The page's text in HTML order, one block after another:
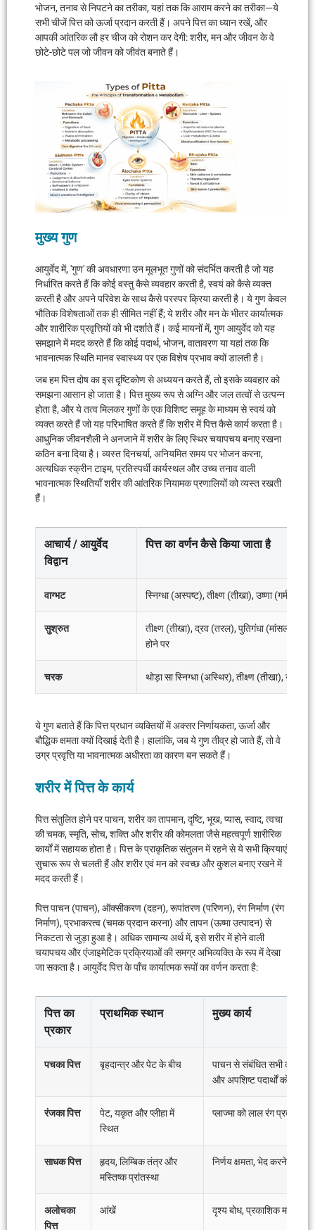
भोजन, तनाव से निपटने का तरीका, यहां तक ​​कि आराम करने का तरीका—ये
सभी चीजें पित्त को ऊर्जा प्रदान करती हैं। अपने पित्त का ध्यान रखें, और
आपकी आंतरिक लौ हर चीज को रोशन कर देगी: शरीर, मन और जीवन के वे
छोटे-छोटे पल जो जीवन को जीवंत बनाते हैं।
मुख्य गुण
आयुर्वेद में, 'गुण' की अवधारणा उन मूलभूत गुणों को संदर्भित करती है जो यह
निर्धारित करते हैं कि कोई वस्तु कैसे व्यवहार करती है, स्वयं को कैसे व्यक्त
करती है और अपने परिवेश के साथ कैसे परस्पर क्रिया करती है। ये गुण केवल
भौतिक विशेषताओं तक ही सीमित नहीं हैं; ये शरीर और मन के भीतर कार्यात्मक
और शारीरिक प्रवृत्तियों को भी दर्शाते हैं। कई मायनों में, गुण आयुर्वेद को यह
समझाने में मदद करते हैं कि कोई पदार्थ, भोजन, वातावरण या यहां तक ​​कि
भावनात्मक स्थिति मानव स्वास्थ्य पर एक विशेष प्रभाव क्यों डालती है।
जब हम पित्त दोष का इस दृष्टिकोण से अध्ययन करते हैं, तो इसके व्यवहार को
समझना आसान हो जाता है। पित्त मुख्य रूप से अग्नि और जल तत्वों से उत्पन्न
होता है, और ये तत्व मिलकर गुणों के एक विशिष्ट समूह के माध्यम से स्वयं को
व्यक्त करते हैं जो यह परिभाषित करते हैं कि शरीर में पित्त कैसे कार्य करता है।
आधुनिक जीवनशैली ने अनजाने में शरीर के लिए स्थिर चयापचय बनाए रखना
कठिन बना दिया है। व्यस्त दिनचर्या, अनियमित समय पर भोजन करना,
अत्यधिक स्क्रीन टाइम, प्रतिस्पर्धी कार्यस्थल और उच्च तनाव वाली
भावनात्मक स्थितियाँ शरीर की आंतरिक नियामक प्रणालियों को व्यस्त रखती
हैं।
आचार्य / आयुर्वेद
विद्वान
पित्त का वर्णन कैसे किया जाता है
वाग्भट स्निग्धा (अस्पष्ट), तीक्ष्ण (तीखा), उष्णा (गर्म),
सुश्रुत
तीक्ष्ण (तीखा), द्रव (तरल), पुतिगंधा (मांसल
होने पर
चरक थोड़ा सा स्निग्धा (अस्थिर), तीक्ष्ण (तीखा), उष्णा
ये गुण बताते हैं कि पित्त प्रधान व्यक्तियों में अक्सर निर्णायकता, ऊर्जा और
बौद्धिक क्षमता क्यों दिखाई देती है। हालांकि, जब ये गुण तीव्र हो जाते हैं, तो वे
उग्र प्रवृत्ति या भावनात्मक अधीरता का कारण बन सकते हैं।
शरीर में पित्त के कार्य
पित्त संतुलित होने पर पाचन, शरीर का तापमान, दृष्टि, भूख, प्यास, स्वाद, त्वचा
की चमक, स्मृति, सोच, शक्ति और शरीर की कोमलता जैसे महत्वपूर्ण शारीरिक
कार्यों में सहायक होता है। पित्त के प्राकृतिक संतुलन में रहने से ये सभी क्रियाएं
सुचारू रूप से चलती हैं और शरीर एवं मन को स्वच्छ और कुशल बनाए रखने में
मदद करती हैं।
पित्त पाचन (पाचन), ऑक्सीकरण (दहन), रूपांतरण (परिणन), रंग निर्माण (रंग
निर्माण), प्रभाकरत्व (चमक प्रदान करना) और तापन (ऊष्मा उत्पादन) से
निकटता से जुड़ा हुआ है। अधिक सामान्य अर्थ में, इसे शरीर में होने वाली
चयापचय और एंजाइमेटिक प्रक्रियाओं की समग्र अभिव्यक्ति के रूप में देखा
जा सकता है। आयुर्वेद पित्त के पाँच कार्यात्मक रूपों का वर्णन करता है:
पित्त का
प्रकार
प्राथमिक स्थान मुख्य कार्य
पचका पित्त बृहदान्त्र और पेट के बीच
पाचन से संबंधित सभी कारक –
और अपशिष्ट पदार्थों को बाहर
रंजका पित्त
पेट, यकृत और प्लीहा में
स्थित
प्लाज्मा को लाल रंग प्रदान
साधक पित्त
हृदय, लिम्बिक तंत्र और
मस्तिष्क प्रांतस्था
निर्णय क्षमता, भेद करने की
अलोचका
पित्त
आंखें दृश्य बोध, प्रकाशिक मार्ग के